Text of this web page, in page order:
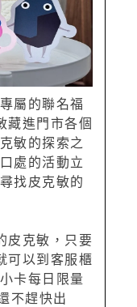
屬的聯名福
藏進門市各個
敏的探索之
處的活動立
找皮克敏的
皮克敏，只要
可以到客服櫃
卡每日限量
不趕快出